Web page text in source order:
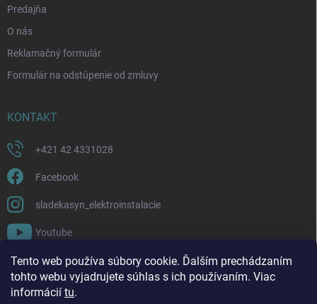
Tento web používa súbory cookie. Ďalším prechádzaním
tohto webu vyjadrujete súhlas s ich používaním. Viac
informácií tu.
Predajňa
O nás
Reklamačný formulár
Formulár na odstúpenie od zmluvy
KONTAKT
+421 42 4331028
Facebook
sladekasyn_elektroinstalacie
Youtube
FACEBOOK